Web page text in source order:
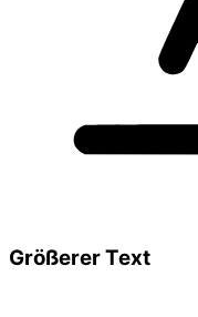
Größerer Text